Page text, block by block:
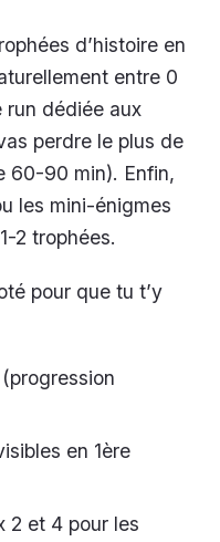
d’histoire en
entre 0
run dédiée aux
perdre le plus de
60-90 min). Enfin,
les mini-énigmes
2 trophées.
pour que tu t’y
en 1ère
2 et 4 pour les